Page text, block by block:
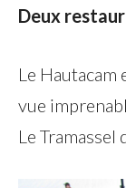
Deux
Le Hautacam
vue
Le